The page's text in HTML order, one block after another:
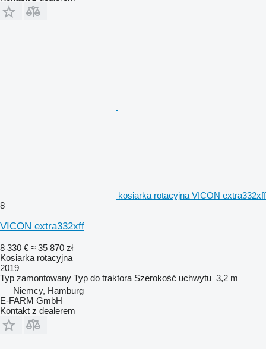
kosiarka rotacyjna VICON extra332xff
8
VICON extra332xff
8 330 € ≈ 35 870 zł
Kosiarka rotacyjna
2019
Typ zamontowany Typ do traktora Szerokość uchwytu 3,2 m
Niemcy, Hamburg
E-FARM GmbH
Kontakt z dealerem